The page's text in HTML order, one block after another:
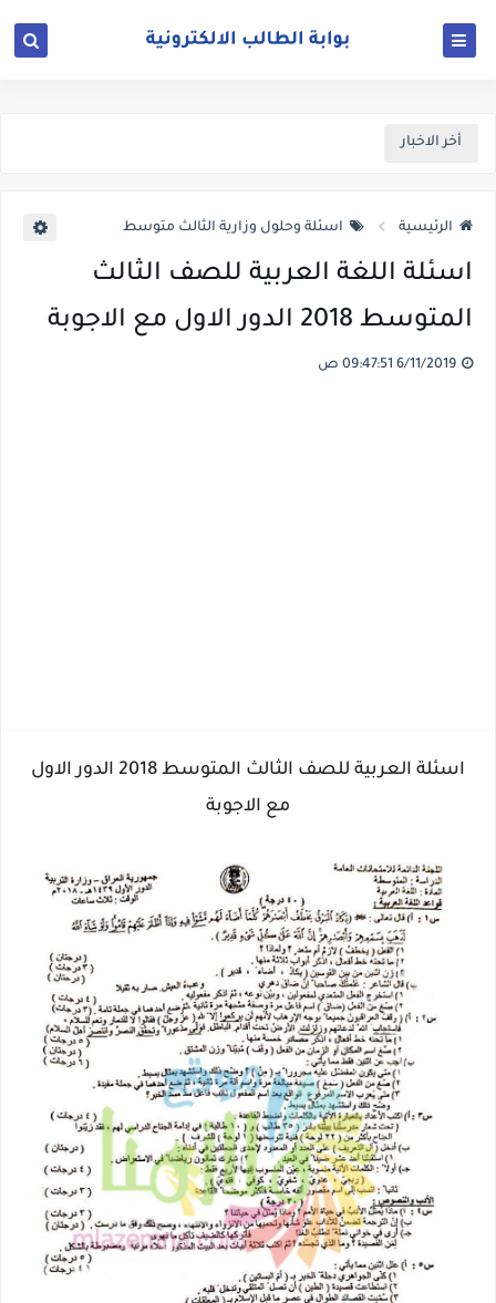
أخر الاخبار
الرئيسية اسئلة وحلول وزارية الثالث متوسط
اسئلة اللغة العربية للصف الثالث
المتوسط 2018 الدور الاول مع الاجوبة
اسئلة العربية للصف الثالث المتوسط 2018 الدور الاول
مع الاجوبة